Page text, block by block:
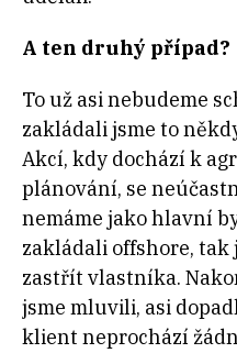
A ten druhý případ?
To už asi nebudeme
zakládali jsme to
Akcí, kdy dochází k
plánování, se
nemáme jako hlavní
zakládali offshore, tak
zastřít vlastníka.
jsme mluvili, asi
klient neprochází